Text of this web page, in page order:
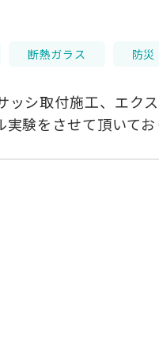
断熱ガラス 防災
シ取付施工、エク
験をさせて頂いて